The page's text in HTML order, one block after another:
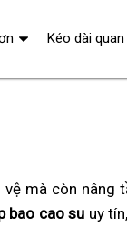
mà còn nâng
bao cao su uy
Kéo dài